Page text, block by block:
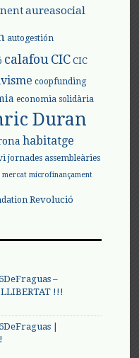
aureasocial
autogestión
calafou CIC CIC
coopfunding
economia solidària
Duran
habitatge
jornades assembleàries
mercat microfinançament
Revolució
–
LLIBERTAT !!!
|